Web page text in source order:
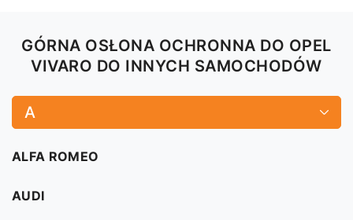
GÓRNA OSŁONA OCHRONNA DO OPEL
VIVARO DO INNYCH SAMOCHODÓW
A
ALFA ROMEO
AUDI